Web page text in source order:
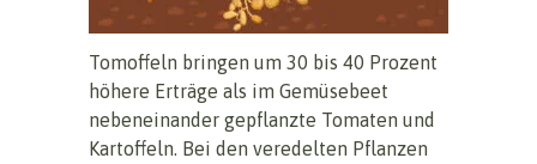
Tomoffeln bringen um 30 bis 40 Prozent
höhere Erträge als im Gemüsebeet
nebeneinander gepflanzte Tomaten und
Kartoffeln. Bei den veredelten Pflanzen